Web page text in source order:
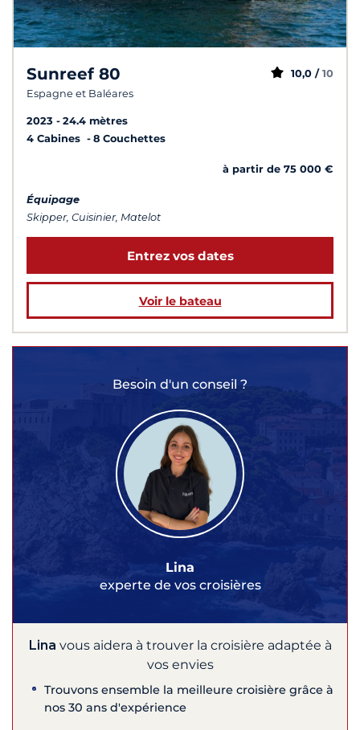
Sunreef 80
Espagne et Baléares
10,0 / 10
2023
24.4 mètres
4 Cabines
8 Couchettes
à partir de 75 000 €
Équipage
Skipper, Cuisinier, Matelot
Entrez vos dates
Voir le bateau
Besoin d'un conseil ?
Lina
experte de vos croisières
Lina vous aidera à trouver la croisière adaptée à
vos envies
Trouvons ensemble la meilleure croisière grâce à
nos 30 ans d'expérience